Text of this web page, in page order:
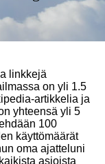
linkkejä
on yli 1.5
artikkelia ja
yhteensä yli 5
100
käyttömäärät
oma ajatteluni
asioista